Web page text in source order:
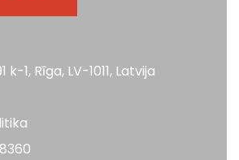
k-1, Rīga, LV-1011, Latvija